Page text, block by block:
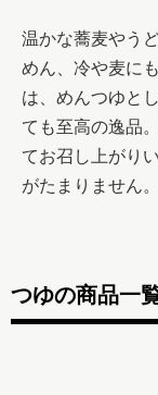
温かな蕎麦やう
めん、冷や麦に
は、めんつゆと
ても至高の逸品
てお召し上がり
がたまりません。
つゆの商品一